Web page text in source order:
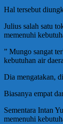
Hal tersebut
Julius salah satu
memenuhi
” Mungo sangat
kebutuhan air
Dia mengatakan,
Biasanya empat
Sementara Intan
memenuhi